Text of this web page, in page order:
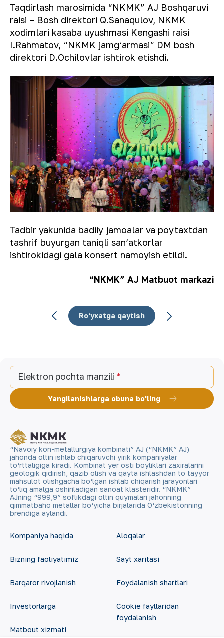
Taqdirlash marosimida “NKMK” AJ Boshqaruvi
raisi – Bosh direktori Q.Sanaqulov, NKMK
xodimlari kasaba uyushmasi Kengashi raisi
I.Rahmatov, “NKMK jamg‘armasi“ DM bosh
direktori D.Ochilovlar ishtirok etishdi.
Tadbir yakunida badiiy jamoalar va poytaxtdan
tashrif buyurgan taniqli sanʼatkorlar
ishtirokidagi gala konsert namoyish etildi.
“NKMK” AJ Matbuot markazi
Ro‘yxatga qaytish
Elektron pochta manzili
Yangilanishlarga obuna bo'ling
“Navoiy kon-metallurgiya kombinati” AJ (“NKMK” AJ)
jahonda oltin ishlab chiqaruvchi yirik kompaniyalar
to‘rttaligiga kiradi. Kombinat yer osti boyliklari zaxiralarini
geologik qidirish, qazib olish va qayta ishlashdan to tayyor
mahsulot olishgacha bo‘lgan ishlab chiqarish jarayonlari
to‘liq amalga oshiriladigan sanoat klasteridir. “NKMK”
AJning “999,9” soflikdagi oltin quymalari jahonning
qimmatbaho metallar bo‘yicha birjalarida O‘zbekistonning
brendiga aylandi.
Kompaniya haqida
Bizning faoliyatimiz
Barqaror rivojlanish
Investorlarga
Matbout xizmati
Aloqalar
Sayt xaritasi
Foydalanish shartlari
Cookie fayllaridan
foydalanish